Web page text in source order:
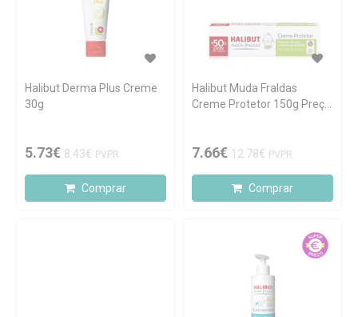
Halibut Derma Plus Creme
30g
5.73€ 8.43€ PVPR
Comprar
Halibut Muda Fraldas
Creme Protetor 150g Preço
7.66€ 12.78€ PVPR
Comprar